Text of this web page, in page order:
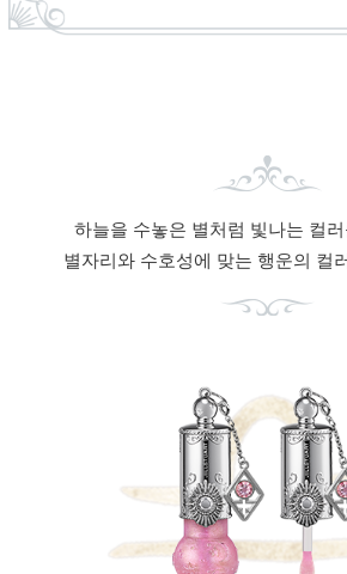
하늘을 수놓은 별처럼 빛나는 컬
별자리와 수호성에 맞는 행운의 컬